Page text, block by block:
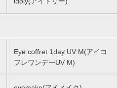
Eye coffret 1day UV M(アイコ
フレワンデーUV M)